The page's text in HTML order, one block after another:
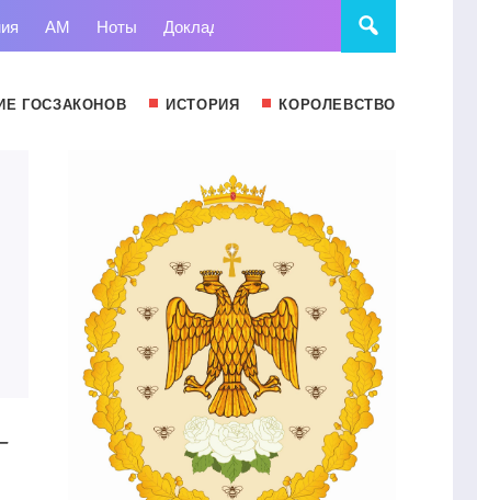
АМ Ноты Доклады Суд
ГОСЗАКОНОВ ИСТОРИЯ КОРОЛЕВСТВО